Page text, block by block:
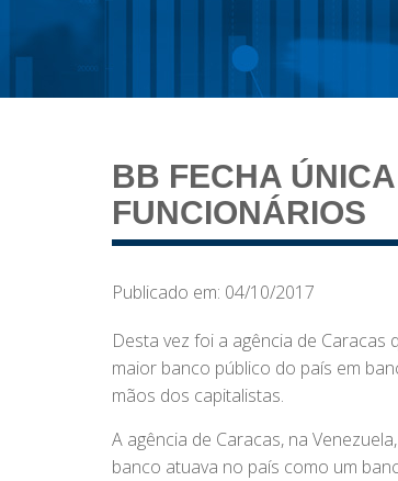
BB FECHA
FUNCIONÁRIOS
Publicado em: 04/10/2017
Desta vez foi a agência de
maior banco público do país em
mãos dos capitalistas.
A agência de Caracas, na
banco atuava no país como um